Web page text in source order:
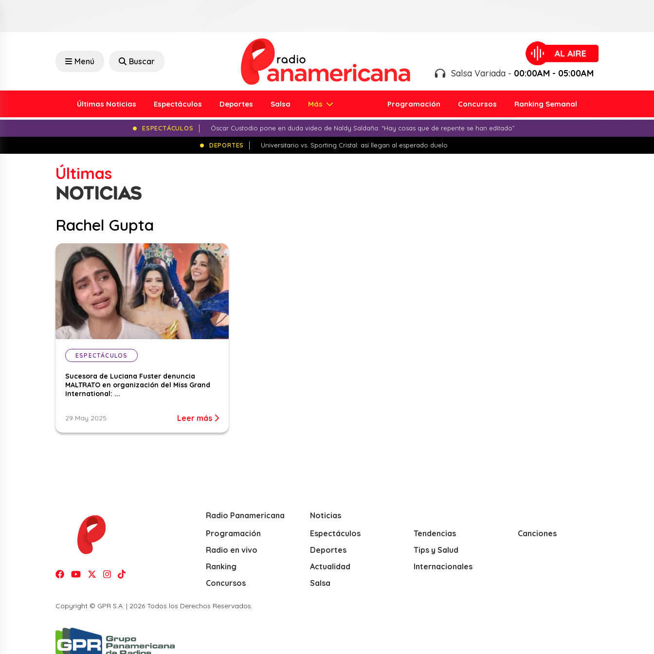
Menú Buscar
Salsa Variada - 00:00AM - 05:00AM
Últimas Noticias Espectáculos Deportes Salsa Más Programación Concursos Ranking Semanal
ESPECTÁCULOS Óscar Custodio pone en duda video de Naldy Saldaña: “Hay cosas que de repente se han editado”
DEPORTES Universitario vs. Sporting Cristal: así llegan al esperado duelo
Últimas
NOTICIAS
Rachel Gupta
ESPECTÁCULOS
Sucesora de Luciana Fuster denuncia
MALTRATO en organización del Miss Grand
International: ...
29 May 2025 Leer más
Radio Panamericana
Programación
Radio en vivo
Ranking
Concursos
Noticias
Espectáculos
Deportes
Actualidad
Salsa
Tendencias
Tips y Salud
Internacionales
Canciones
Copyright © GPR S.A. | 2026 Todos los Derechos Reservados.